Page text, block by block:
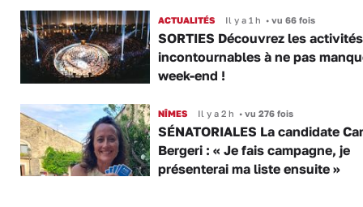
ACTUALITÉS Il y a 1 h •vu 66 fois
SORTIES Découvrez les activités
incontournables à ne pas
week-end !
NÎMES Il y a 2 h •vu 276 fois
SÉNATORIALES La candidate
Bergeri : « Je fais campagne, je
présenterai ma liste ensuite »